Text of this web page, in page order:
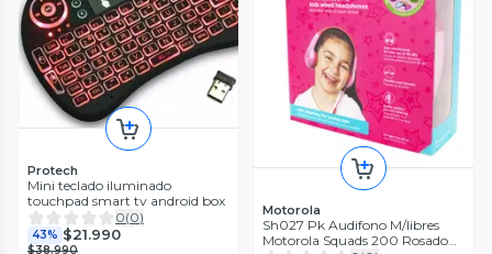
Protech
Mini teclado iluminado
touchpad smart tv android box
0(0)
43% $21.990
$38.990
Motorola
Sh027 Pk Audifono M/libres
Motorola Squads 200 Rosado